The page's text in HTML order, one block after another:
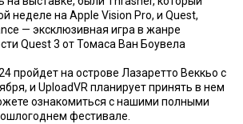
неделе на Apple Vision Pro, и Quest,
— эксклюзивная игра в жанре
Quest 3 от Томаса Ван Боувела
пройдет на острове Лазаретто Веккьо с
и UploadVR планирует принять в нем
ознакомиться с нашими полными
фестивале.